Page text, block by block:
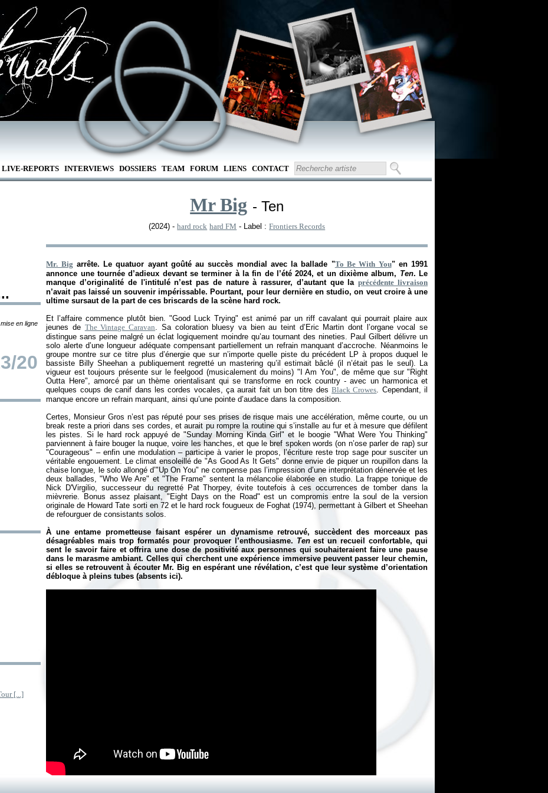
LIVE-REPORTS INTERVIEWS DOSSIERS TEAM FORUM LIENS CONTACT
en ligne
20
[...]
Mr Big - Ten
(2024) -hard rock hard FM - Label :Frontiers Records
Mr. Big arrête. Le quatuor ayant goûté au succès mondial avec la ballade "To Be With You" en 1991
annonce une tournée d’adieux devant se terminer à la fin de l’été 2024, et un dixième album, Ten. Le
manque d’originalité de l'intitulé n’est pas de nature à rassurer, d’autant que laprécédente livraison
n’avait pas laissé un souvenir impérissable. Pourtant, pour leur dernière en studio, on veut croire à une
ultime sursaut de la part de ces briscards de la scène hard rock.
Et l’affaire commence plutôt bien. "Good Luck Trying" est animé par un riff cavalant qui pourrait plaire aux
jeunes de The Vintage Caravan. Sa coloration bluesy va bien au teint d’Eric Martin dont l’organe vocal se
distingue sans peine malgré un éclat logiquement moindre qu’au tournant des nineties. Paul Gilbert délivre un
solo alerte d’une longueur adéquate compensant partiellement un refrain manquant d’accroche. Néanmoins le
groupe montre sur ce titre plus d’énergie que sur n’importe quelle piste du précédent LP à propos duquel le
bassiste Billy Sheehan a publiquement regretté un mastering qu’il estimait bâclé (il n’était pas le seul). La
vigueur est toujours présente sur le feelgood (musicalement du moins) "I Am You", de même que sur "Right
Outta Here", amorcé par un thème orientalisant qui se transforme en rock country - avec un harmonica et
quelques coups de canif dans les cordes vocales, ça aurait fait un bon titre desBlack Crowes. Cependant, il
manque encore un refrain marquant, ainsi qu’une pointe d’audace dans la composition.
Certes, Monsieur Gros n’est pas réputé pour ses prises de risque mais une accélération, même courte, ou un
break reste a priori dans ses cordes, et aurait pu rompre la routine qui s’installe au fur et à mesure que défilent
les pistes. Si le hard rock appuyé de "Sunday Morning Kinda Girl" et le boogie "What Were You Thinking"
parviennent à faire bouger la nuque, voire les hanches, et que le bref spoken words (on n’ose parler de rap) sur
"Courageous" – enfin une modulation – participe à varier le propos, l’écriture reste trop sage pour susciter un
véritable engouement. Le climat ensoleillé de "As Good As It Gets" donne envie de piquer un roupillon dans la
chaise longue, le solo allongé d’"Up On You" ne compense pas l’impression d’une interprétation dénervée et les
deux ballades, "Who We Are" et "The Frame" sentent la mélancolie élaborée en studio. La frappe tonique de
Nick D'Virgilio, successeur du regretté Pat Thorpey, évite toutefois à ces occurrences de tomber dans la
mièvrerie. Bonus assez plaisant, "Eight Days on the Road" est un compromis entre la soul de la version
originale de Howard Tate sorti en 72 et le hard rock fougueux de Foghat (1974), permettant à Gilbert et Sheehan
de refourguer de consistants solos.
À une entame prometteuse faisant espérer un dynamisme retrouvé, succèdent des morceaux pas
désagréables mais trop formatés pour provoquer l’enthousiasme. Tenest un recueil confortable, qui
sent le savoir faire et offrira une dose de positivité aux personnes qui souhaiteraient faire une pause
dans le marasme ambiant. Celles qui cherchent une expérience immersive peuvent passer leur chemin,
si elles se retrouvent à écouter Mr. Big en espérant une révélation, c’est que leur système d’orientation
débloque à pleins tubes (absents ici).